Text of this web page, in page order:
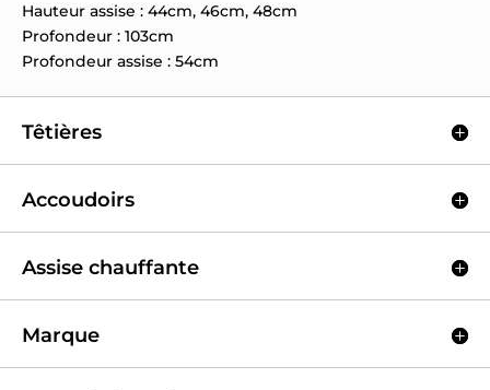
Hauteur assise : 44cm, 46cm, 48cm
Profondeur : 103cm
Profondeur assise : 54cm
Têtières
Accoudoirs
Assise chauffante
Marque